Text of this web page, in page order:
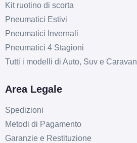
Kit ruotino di scorta
Pneumatici Estivi
Pneumatici Invernali
Pneumatici 4 Stagioni
Tutti i modelli di Auto, Suv e Caravan
Area Legale
Spedizioni
Metodi di Pagamento
Garanzie e Restituzione